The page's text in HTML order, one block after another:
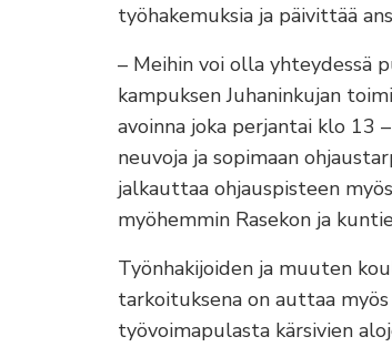
työhakemuksia ja päivittää
– Meihin voi olla yhteydessä
kampuksen Juhaninkujan
avoinna joka perjantai klo 13
neuvoja ja sopimaan
jalkauttaa ohjauspisteen
myöhemmin Rasekon ja
Työnhakijoiden ja muuten
tarkoituksena on auttaa
työvoimapulasta kärsivien